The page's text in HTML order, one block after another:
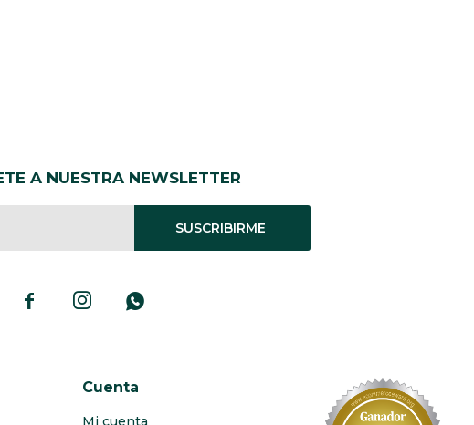
A NUESTRA NEWSLETTER
SUSCRIBIRME
  
Cuenta
Mi cuenta